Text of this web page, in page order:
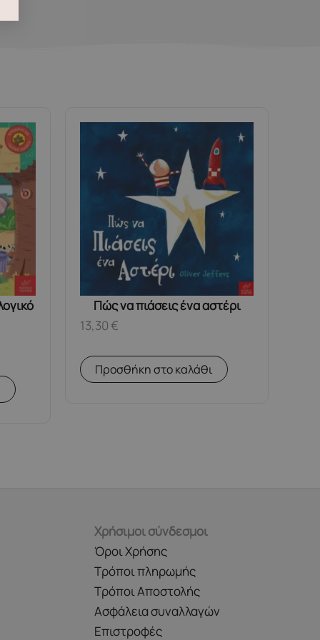
Πώς να πιάσεις ένα αστέρι
13,30€
Προσθήκη στο καλάθι
Χρήσιμοι σύνδεσμοι
Όροι Χρήσης
Τρόποι πληρωμής
Τρόποι Αποστολής
Ασφάλεια συναλλαγών
Επιστροφές